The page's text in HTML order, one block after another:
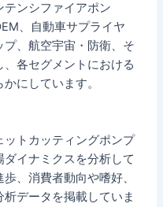
テンシファイアポン
、自動車サプライヤ
、航空宇宙・防衛、そ
各セグメントにおける
にしています。
トカッティングポンプ
イナミクスを分析して
、消費者動向や嗜好、
データを掲載していま